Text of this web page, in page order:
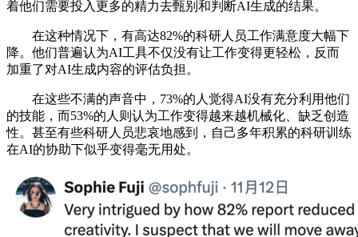
着他们需要投入更多的精力去甄别和判断AI生成的结果。
在这种情况下，有高达82%的科研人员工作满意度大幅下
降。他们普遍认为AI工具不仅没有让工作变得更轻松，反而
加重了对AI生成内容的评估负担。
在这些不满的声音中，73%的人觉得AI没有充分利用他们
的技能，而53%的人则认为工作变得越来越机械化、缺乏创造
性。甚至有些科研人员悲哀地感到，自己多年积累的科研训练
在AI的协助下似乎变得毫无用处。